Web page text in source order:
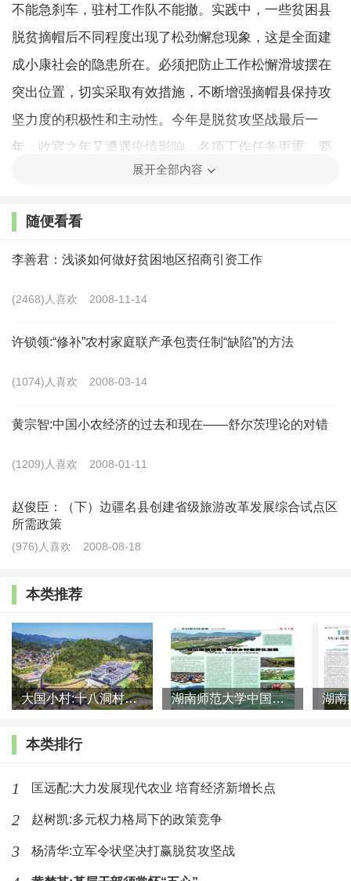
不能急刹车，驻村工作队不能撤。实践中，一些贫困县
脱贫摘帽后不同程度出现了松劲懈怠现象，这是全面建
成小康社会的隐患所在。必须把防止工作松懈滑坡摆在
突出位置，切实采取有效措施，不断增强摘帽县保持攻
坚力度的积极性和主动性。今年是脱贫攻坚战最后一
年，收官之年又遭遇疫情影响，各项工作任务更重、要
求更高。越到最后越要紧绷这根弦，不能停顿、不能大
贫资金继续大幅度增长，重点支持深度贫困地区脱贫攻
坚，各地还要继续加大资金投入力度和政策支持力度，
接
要全面梳理总结脱贫攻坚各项政策举措执行效果，
总结推广脱贫攻坚战中积累的行之有效的经验做法，促
化为常态化的制度保障，把那些好政策、好制度、好办
法借鉴过来，更好地推动乡村振兴工作。要做好政策统
筹衔接，把过渡期内需要延续的倾斜支持政策明确下
来，给贫困县吃“定心丸”。要做好工作统筹衔接，对攻
坚期内实施的易地扶贫搬迁、产业扶贫、劳务扶贫等重
对“边缘户”、相对落后的非贫困村加大帮扶力度。要做
好规划统筹衔接，把脱贫攻坚规划需要持续推进的任
务、工程、项目等纳入乡村振兴规划，继续予以资金支
据工作需要调整完善专项扶贫、行业扶贫、社会扶贫“三
村振兴战略中的作用。在加强政策研究的基础上，可选
择一批已摘帽两年以上并且稳定脱贫的县开展试点探
展开全部内容
随便看看
李善君：浅谈如何做好贫困地区招商引资工作
(2468)人喜欢 2008-11-14
许锁领:“修补”农村家庭联产承包责任制“缺陷”的方法
(1074)人喜欢 2008-03-14
黄宗智:中国小农经济的过去和现在——舒尔茨理论的对错
(1209)人喜欢 2008-01-11
赵俊臣：（下）边疆名县创建省级旅游改革发展综合试点区
所需政策
(976)人喜欢 2008-08-18
本类推荐
大国小村:十八洞村的现代变迁是一道美丽的风景线 湖南师范大学中国乡村振兴研究院课题组:突出地域特色 推进乡村
本类排行
1 匡远配:大力发展现代农业 培育经济新增长点
2 赵树凯:多元权力格局下的政策竞争
3 杨清华:立军令状坚决打赢脱贫攻坚战